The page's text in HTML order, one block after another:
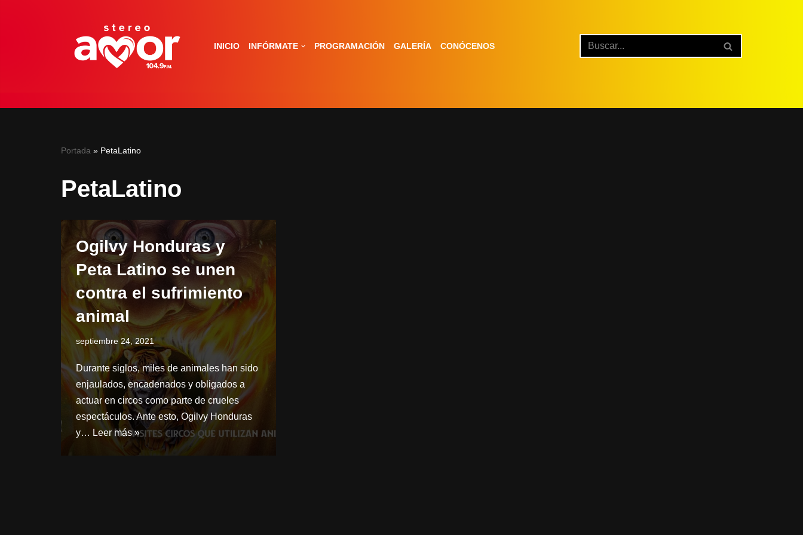
INICIO INFÓRMATE PROGRAMACIÓN GALERÍA CONÓCENOS
Portada » PetaLatino
PetaLatino
Ogilvy Honduras y
Peta Latino se unen
contra el sufrimiento
animal
septiembre 24, 2021
Durante siglos, miles de animales han sido
enjaulados, encadenados y obligados a
actuar en circos como parte de crueles
espectáculos. Ante esto, Ogilvy Honduras
y… Leer más »